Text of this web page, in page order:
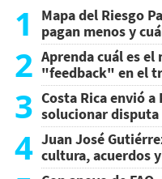
1
Mapa del Riesgo
pagan menos y
2 Aprenda cuál es
"feedback" en el
3 Costa Rica envió
solucionar disputa
4 Juan José
cultura, acuerdos